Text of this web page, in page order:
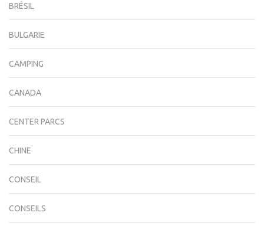
BRÉSIL
BULGARIE
CAMPING
CANADA
CENTER PARCS
CHINE
CONSEIL
CONSEILS